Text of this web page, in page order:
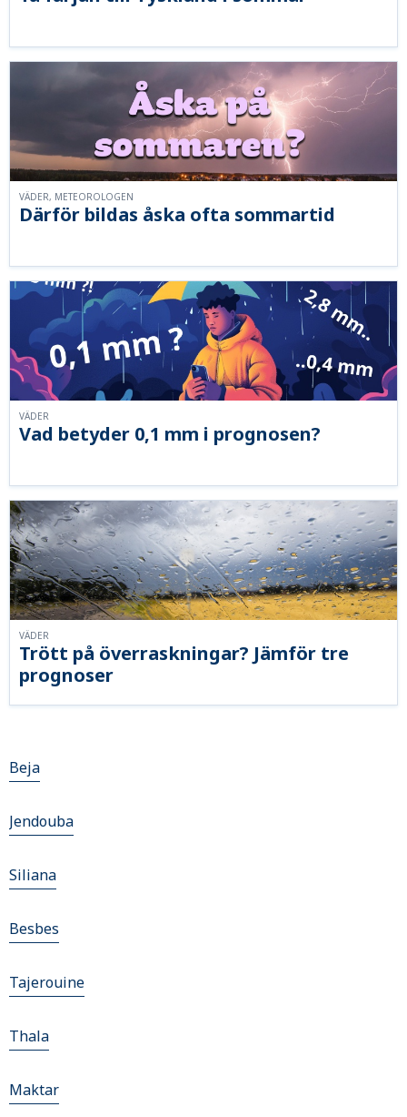
Därför bildas åska ofta sommartid
VÄDER, METEOROLOGEN
Vad betyder 0,1 mm i prognosen?
VÄDER
Trött på överraskningar? Jämför tre
prognoser
VÄDER
Beja
Jendouba
Siliana
Besbes
Tajerouine
Thala
Maktar